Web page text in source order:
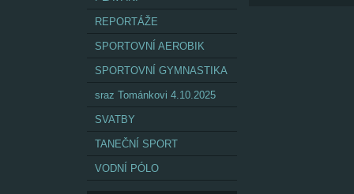
REPORTÁŽE
SPORTOVNÍ AEROBIK
SPORTOVNÍ GYMNASTIKA
sraz Tománkovi 4.10.2025
SVATBY
TANEČNÍ SPORT
VODNÍ PÓLO